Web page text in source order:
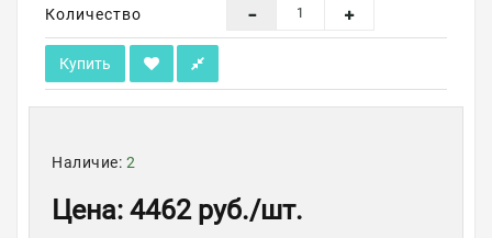
Количество
Купить
Наличие: 2
Цена: 4462 руб./шт.